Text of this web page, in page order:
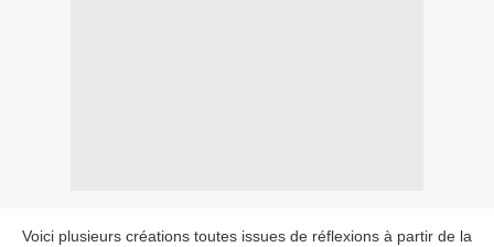
Voici plusieurs créations toutes issues de réflexions à partir de la